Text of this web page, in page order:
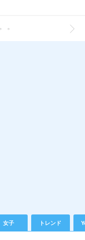
女子 トレンド